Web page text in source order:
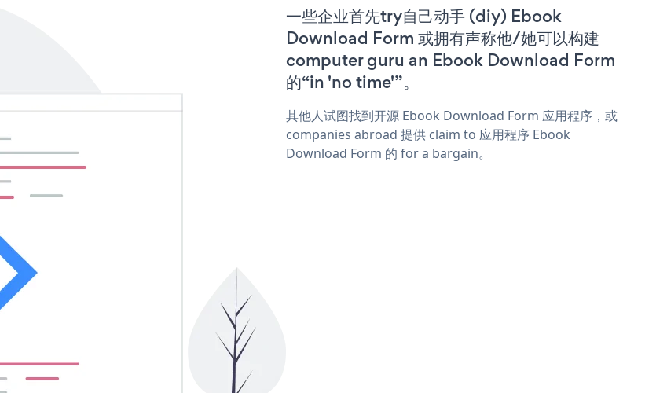
一些企业首先try自己动手 (diy) Ebook
Download Form 或拥有声称他/她可以构建
computer guru an Ebook Download Form
的“in 'no time'”。
其他人试图找到开源 Ebook Download Form 应用程序，或
companies abroad 提供 claim to 应用程序 Ebook
Download Form 的 for a bargain。